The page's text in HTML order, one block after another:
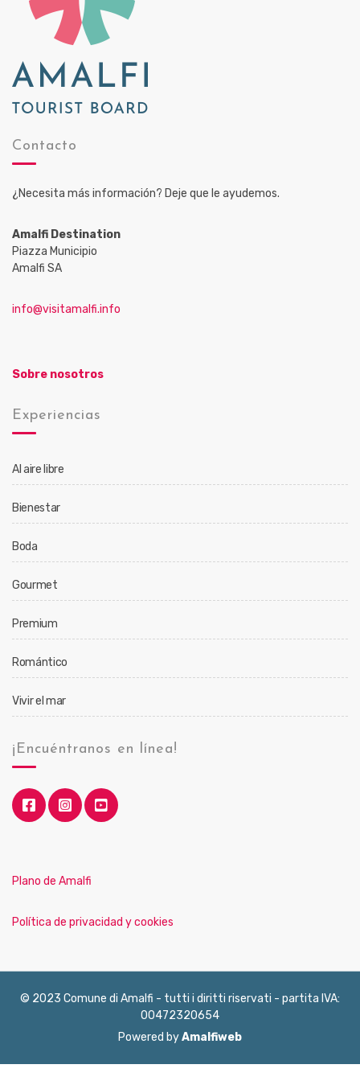
Contacto
¿Necesita más información? Deje que le ayudemos.
Amalfi Destination
Piazza Municipio
Amalfi SA
info@visitamalfi.info
Sobre nosotros
Experiencias
Al aire libre
Bienestar
Boda
Gourmet
Premium
Romántico
Vivir el mar
¡Encuéntranos en línea!
Plano de Amalfi
Política de privacidad y cookies
© 2023 Comune di Amalfi - tutti i diritti riservati - partita IVA:
00472320654
Powered byAmalfiweb